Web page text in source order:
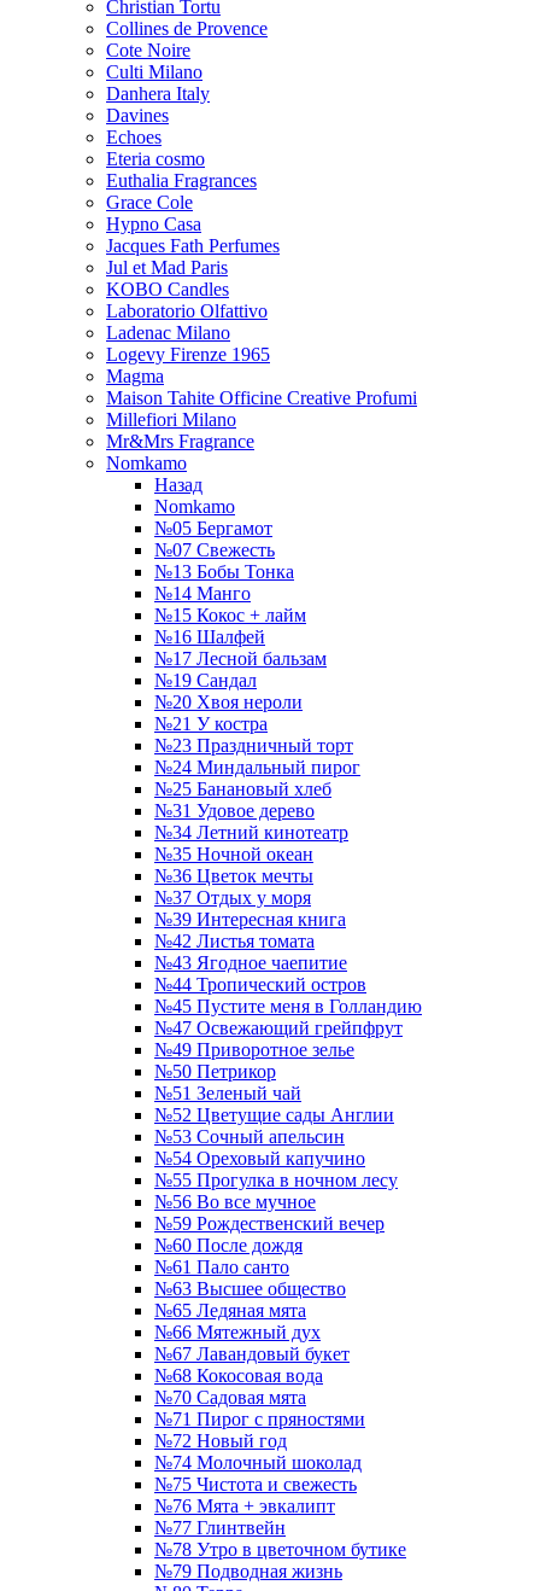
Christian Tortu
Collines de Provence
Cote Noire
Culti Milano
Danhera Italy
Davines
Echoes
Eteria cosmo
Euthalia Fragrances
Grace Cole
Hypno Casa
Jacques Fath Perfumes
Jul et Mad Paris
KOBO Candles
Laboratorio Olfattivo
Ladenac Milano
Logevy Firenze 1965
Magma
Maison Tahite Officine Creative Profumi
Millefiori Milano
Mr&Mrs Fragrance
Nomkamo
Назад
Nomkamo
№05 Бергамот
№07 Свежесть
№13 Бобы Тонка
№14 Манго
№15 Кокос + лайм
№16 Шалфей
№17 Лесной бальзам
№19 Сандал
№20 Хвоя нероли
№21 У костра
№23 Праздничный торт
№24 Миндальный пирог
№25 Банановый хлеб
№31 Удовое дерево
№34 Летний кинотеатр
№35 Ночной океан
№36 Цветок мечты
№37 Отдых у моря
№39 Интересная книга
№42 Листья томата
№43 Ягодное чаепитие
№44 Тропический остров
№45 Пустите меня в Голландию
№47 Освежающий грейпфрут
№49 Приворотное зелье
№50 Петрикор
№51 Зеленый чай
№52 Цветущие сады Англии
№53 Сочный апельсин
№54 Ореховый капучино
№55 Прогулка в ночном лесу
№56 Во все мучное
№59 Рождественский вечер
№60 После дождя
№61 Пало санто
№63 Высшее общество
№65 Ледяная мята
№66 Мятежный дух
№67 Лавандовый букет
№68 Кокосовая вода
№70 Садовая мята
№71 Пирог с пряностями
№72 Новый год
№74 Молочный шоколад
№75 Чистота и свежесть
№76 Мята + эвкалипт
№77 Глинтвейн
№78 Утро в цветочном бутике
№79 Подводная жизнь